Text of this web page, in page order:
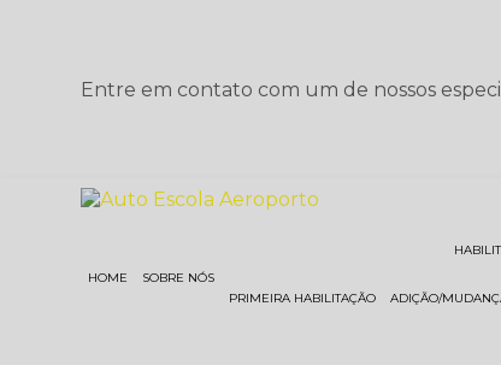
Entre em contato com um de nossos
HOME SOBRE NÓS
PRIMEIRA HABILITAÇÃO ADIÇÃO/